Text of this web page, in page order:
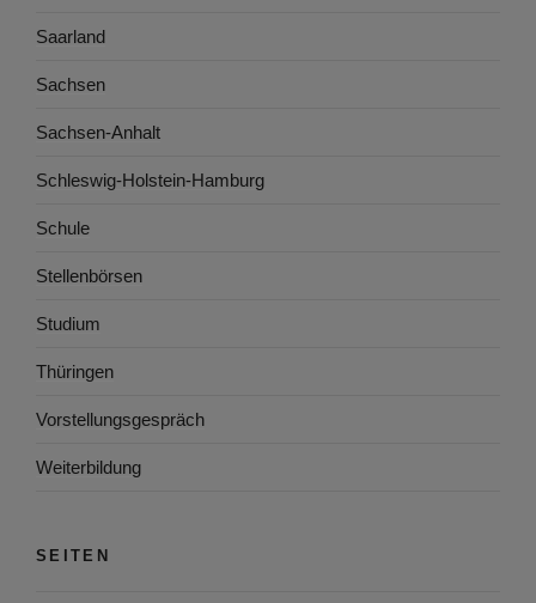
Saarland
Sachsen
Sachsen-Anhalt
Schleswig-Holstein-Hamburg
Schule
Stellenbörsen
Studium
Thüringen
Vorstellungsgespräch
Weiterbildung
SEITEN